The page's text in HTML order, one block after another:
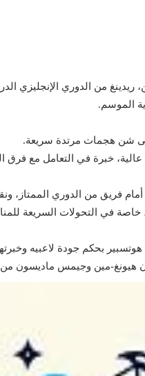
ريدينغ من الدوري الإنجليزي
الموسم.
على شن هجمات مرتدة سريعة.
خبرة في التعامل مع فرق
فريق من الدوري الممتاز،
خاصة في التحولات السريعة
بحكم جودة لاعبيه